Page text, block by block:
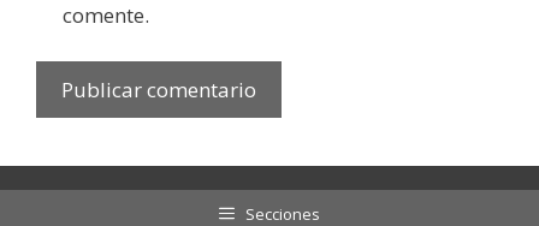
comente.
Secciones